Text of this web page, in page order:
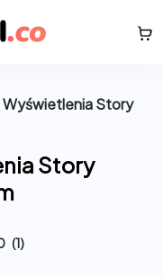
Wyświetlenia Story
Story
(1)